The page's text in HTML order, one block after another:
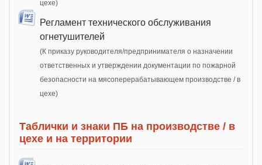
цехе)
Регламент технического обслуживания
огнетушителей
(К приказу руководителя/предпринимателя о назначении
ответственных и утверждении документации по пожарной
безопасности на мясоперерабатывающем производстве / в
цехе)
Таблички и знаки ПБ на производстве / в
цехе и на территории